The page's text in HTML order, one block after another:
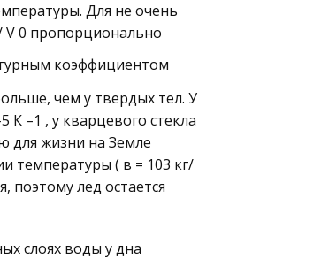
Для не очень
V 0 пропорционально
коэффициентом
чем у твердых тел. У
К –1 , у кварцевого стекла
для жизни на Земле
температуры ( в = 103 кг/
поэтому лед остается
слоях воды у дна